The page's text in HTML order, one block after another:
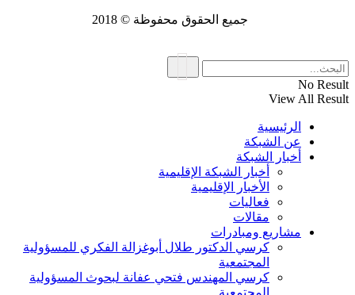
جميع الحقوق محفوظة © 2018
No Result
View All Result
الرئيسية
عن الشبكة
أخبار الشبكة
أخبار الشبكة الإقليمية
الأخبار الإقليمية
فعاليات
مقالات
مشاريع ومبادرات
كرسي الدكتور طلال أبوغزالة الفكري للمسؤولية
المجتمعية
كرسي المهندس فتحي عفانة لبحوث المسؤولية